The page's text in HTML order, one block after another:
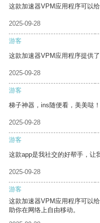
这款加速器VPM应用程序可以
2025-09-28
游客
这款加速器VPM应用程序提供
2025-09-28
游客
梯子神器，ins随便看，美美哒！
2025-09-28
游客
这款app是我社交的好帮手，让
2025-09-28
游客
这款加速器VPM应用程序可以
助你在网络上自由移动。